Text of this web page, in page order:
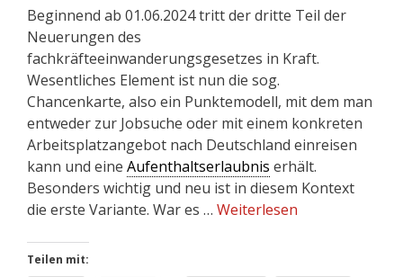
Beginnend ab 01.06.2024 tritt der dritte Teil der
Neuerungen des
fachkräfteeinwanderungsgesetzes in Kraft.
Wesentliches Element ist nun die sog.
Chancenkarte, also ein Punktemodell, mit dem man
entweder zur Jobsuche oder mit einem konkreten
Arbeitsplatzangebot nach Deutschland einreisen
kann und eine Aufenthaltserlaubnis erhält.
Besonders wichtig und neu ist in diesem Kontext
die erste Variante. War es … Weiterlesen
Teilen mit: